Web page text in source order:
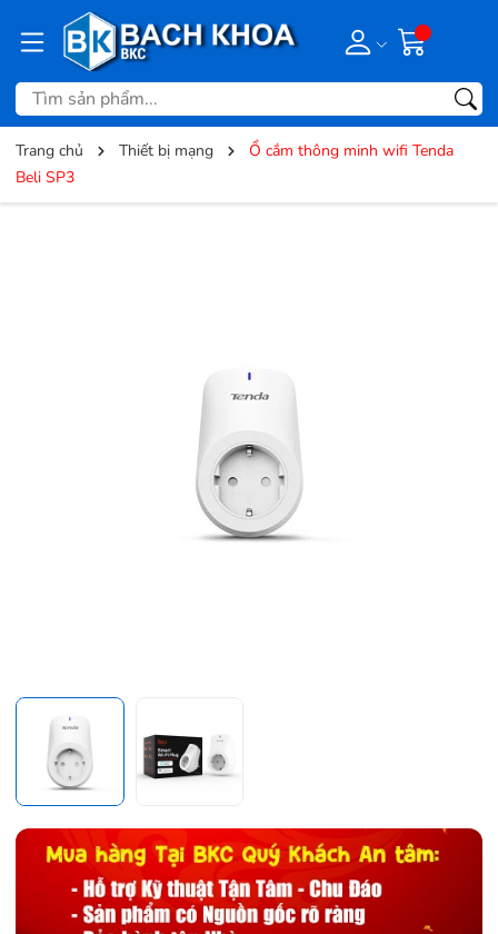
Trang chủ Thiết bị mạng
Ổ cắm thông minh wifi Tenda
Beli SP3